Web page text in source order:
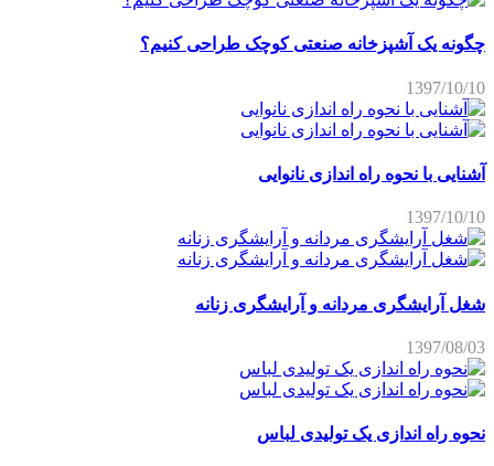
چگونه یک آشپزخانه صنعتی کوچک طراحی کنیم؟
1397/10/10
آشنایی با نحوه راه اندازی نانوایی
1397/10/10
شغل آرایشگری مردانه و آرایشگری زنانه
1397/08/03
نحوه راه اندازی یک تولیدی لباس